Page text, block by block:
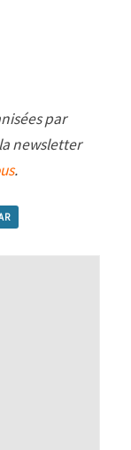
par
newsletter
.